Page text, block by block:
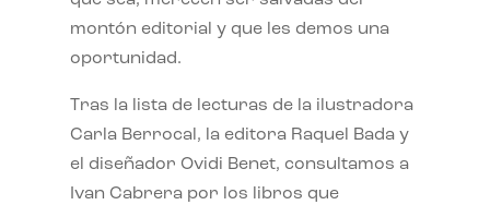
montón editorial y que les demos una
oportunidad.
Tras la lista de lecturas de la ilustradora
Carla Berrocal, la editora Raquel Bada y
el diseñador Ovidi Benet, consultamos a
Ivan Cabrera por los libros que